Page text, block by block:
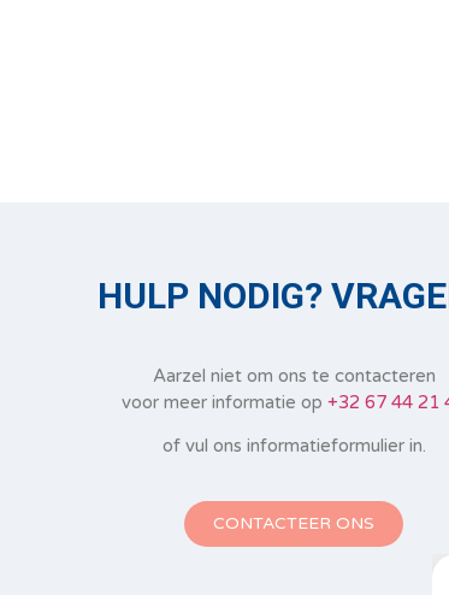
HULP NODIG?
Aarzel niet om ons te contacteren
voor meer informatie op +32 67 44 21
of vul ons informatieformulier in.
CONTACTEER ONS